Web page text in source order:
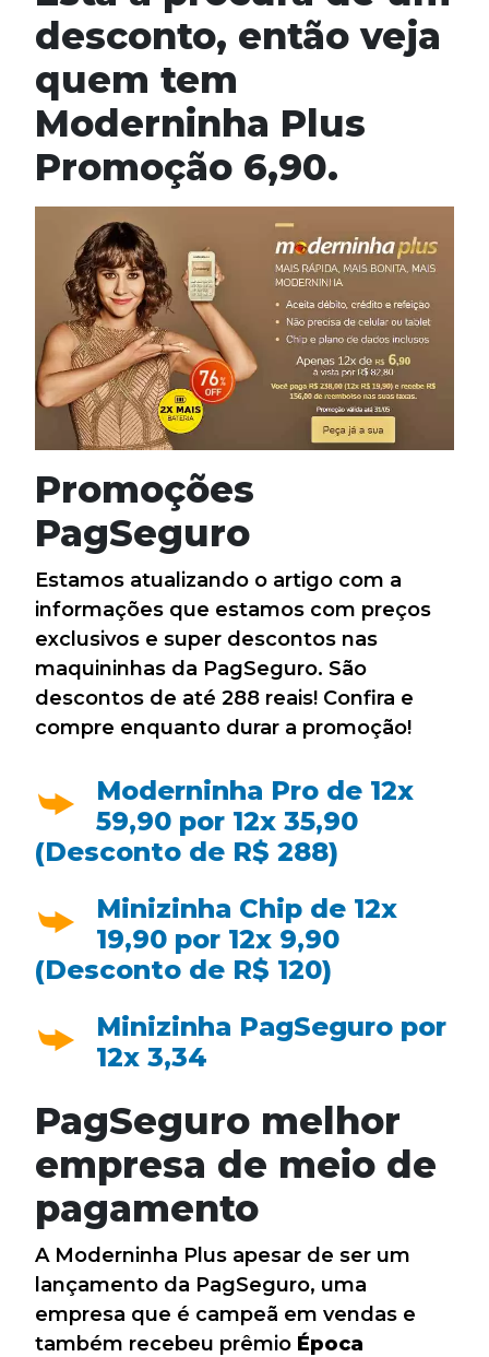
desconto, então veja
quem tem
Moderninha Plus
Promoção 6,90.
Promoções
PagSeguro
Estamos atualizando o artigo com a
informações que estamos com preços
exclusivos e super descontos nas
maquininhas da PagSeguro. São
descontos de até 288 reais! Confira e
compre enquanto durar a promoção!
Moderninha Pro de 12x
59,90 por 12x 35,90
(Desconto de R$ 288)
Minizinha Chip de 12x
19,90 por 12x 9,90
(Desconto de R$ 120)
Minizinha PagSeguro por
12x 3,34
PagSeguro melhor
empresa de meio de
pagamento
A Moderninha Plus apesar de ser um
lançamento da PagSeguro, uma
empresa que é campeã em vendas e
também recebeu prêmio Época